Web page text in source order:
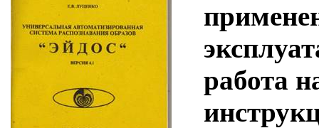
работа